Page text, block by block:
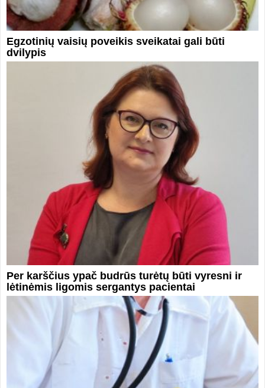
Egzotinių vaisių poveikis sveikatai gali būti
dvilypis
Per karščius ypač budrūs turėtų būti vyresni ir
lėtinėmis ligomis sergantys pacientai